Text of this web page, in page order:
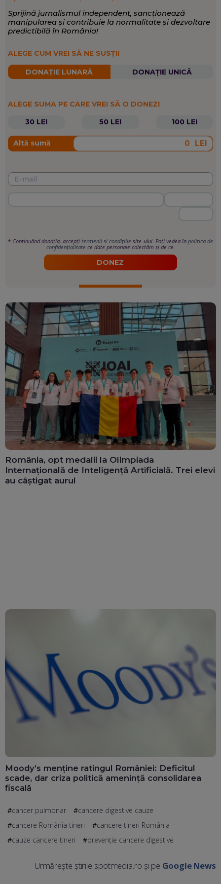
Sprijină jurnalismul independent, sancționează
manipularea și contribuie la normalitate și dezvoltare
predictibilă în România!
ALEGE CUM VREI SĂ NE SUSȚII
DONAȚIE LUNARĂ DONAȚIE UNICĂ
ALEGE SUMA PE CARE VREI SĂ O DONEZI
30 LEI
50 LEI 100 LEI
Altă sumă LEI
* Continuând donația, accepți termenii si condițiile site-ului. Poți vedea în politica de
confidențialitate ce date personale colectăm și de ce.
DONEZ
România, opt medalii la Olimpiada
Internațională de Inteligență Artificială. Trei elevi
au câștigat aurul
Moody’s menține ratingul României: Deficitul
scade, dar criza politică amenință consolidarea
fiscală
cancer pulmonar
cancere digestive cauze
cancere România tineri
cancere tineri România
cauze cancere tineri
prevenție cancere digestive
Urmărește știrile spotmedia.ro și pe Google News